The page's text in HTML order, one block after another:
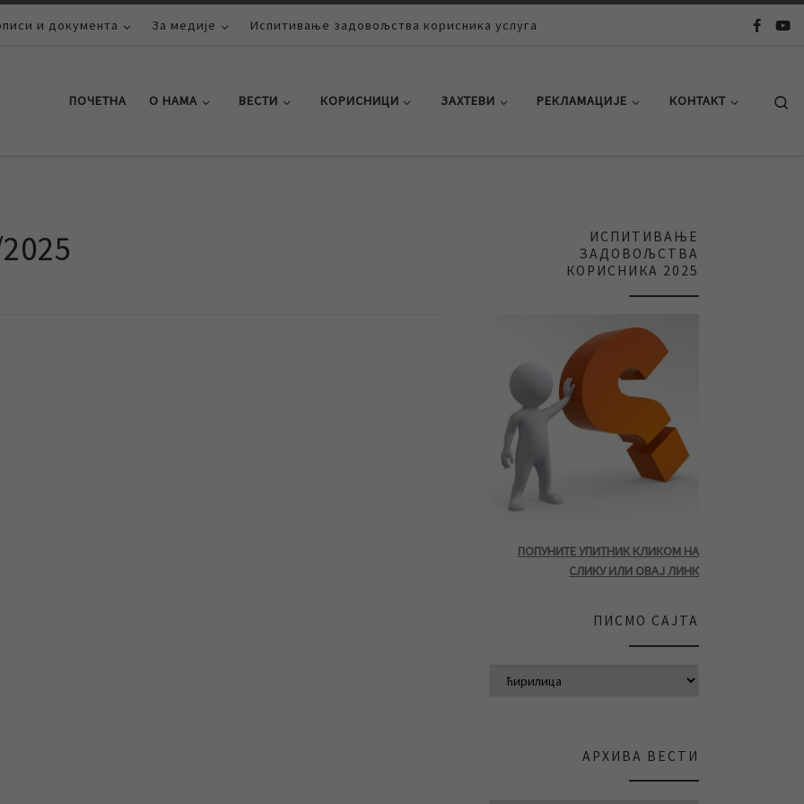
и документа За медије Испитивање задовољства корисника услуга
ПОЧЕТНА О НАМА ВЕСТИ КОРИСНИЦИ ЗАХТЕВИ РЕКЛАМАЦИЈЕ КОНТАКТ
ИСПИТИВАЊЕ
ЗАДОВОЉСТВА
КОРИСНИКА 2025
ПОПУНИТЕ УПИТНИК КЛИКОМ НА
СЛИКУ ИЛИ ОВАЈ ЛИНК
ПИСМО САЈТА
АРХИВА ВЕСТИ